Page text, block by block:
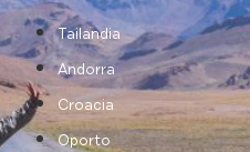
Tailandia
Andorra
Croacia
Oporto